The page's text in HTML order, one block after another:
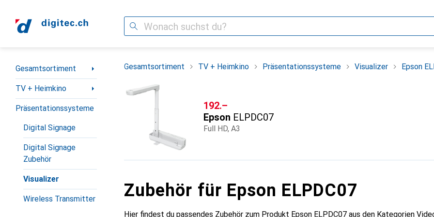
Suche
Navigation nach Kategorien
Gesamtsortiment
TV + Heimkino
Präsentationssysteme
Digital Signage
Digital Signage
Zubehör
Visualizer
Wireless Transmitter
Gesamtsortiment TV + Heimkino Präsentationssysteme Visualizer Epson
CHF
192.–
Epson ELPDC07
Full HD, A3
Zubehör für Epson ELPDC07
Hier findest du passendes Zubehör zum Produkt Epson ELPDC07 aus den Kategorien